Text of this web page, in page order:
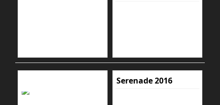
Serenade 2016